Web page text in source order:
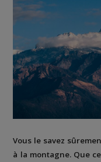
Vous le savez
à la montagne. Que